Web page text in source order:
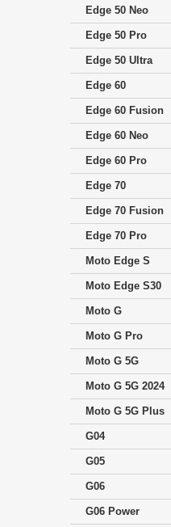
Edge 50 Neo
Edge 50 Pro
Edge 50 Ultra
Edge 60
Edge 60 Fusion
Edge 60 Neo
Edge 60 Pro
Edge 70
Edge 70 Fusion
Edge 70 Pro
Moto Edge S
Moto Edge S30
Moto G
Moto G Pro
Moto G 5G
Moto G 5G 2024
Moto G 5G Plus
G04
G05
G06
G06 Power